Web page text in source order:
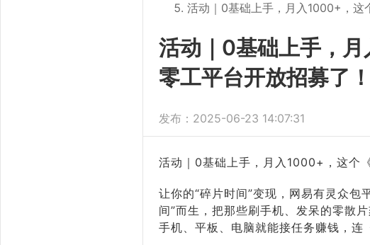
活动｜0基础上手，月入1000+，这
活动｜0基础上手，
零工平台开放招募了！
发布： 2025-06-23 14:07:31
活动｜0基础上手，月入1000+，这个
让你的“碎片时间”变现，网易有灵众
间”而生，把那些刷手机、发呆的零散
手机、平板、电脑就能接任务赚钱，连